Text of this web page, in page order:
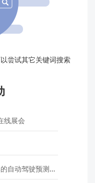
尝试其它关键词搜索
线展会
驶预测模型挑战赛